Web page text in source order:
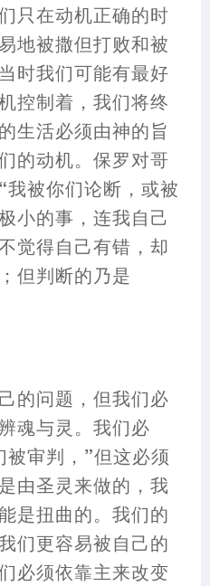
只在动机正确的时
地被撒但打败和被
时我们可能有最好
控制着 ， 我们将终
生活必须由神的旨
的动机。保罗对哥
“我被你们论断 ， 或被
小的事 ， 连我自己
觉得自己有错 ， 却
； 但判断的乃是
的问题 ， 但我们必
魂与灵。我们必
被审判 ， ”但这必须
由圣灵来做的 ， 我
是扭曲的。我们的
们更容易被自己的
必须依靠主来改变